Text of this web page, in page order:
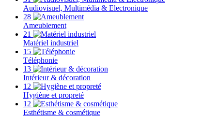
Audiovisuel, Multimédia & Electronique
28
Ameublement
21
Matériel industriel
15
Téléphonie
13
Intérieur & décoration
12
Hygiène et propreté
12
Esthétisme & cosmétique